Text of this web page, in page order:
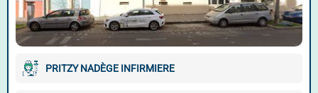
PRITZY NADÈGE INFIRMIERE